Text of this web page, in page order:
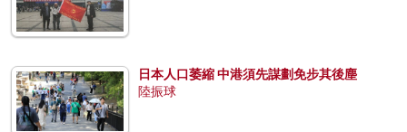
日本人口萎縮 中港須先謀劃免步其後塵
陸振球